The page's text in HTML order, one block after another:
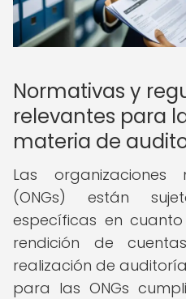
Normativas y
relevantes para
materia de
Las organizaciones
(ONGs) están
específicas en
rendición de
realización de
para las ONGs